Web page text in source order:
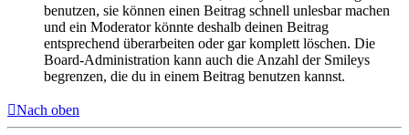
benutzen, sie können einen Beitrag schnell unlesbar machen
und ein Moderator könnte deshalb deinen Beitrag
entsprechend überarbeiten oder gar komplett löschen. Die
Board-Administration kann auch die Anzahl der Smileys
begrenzen, die du in einem Beitrag benutzen kannst.
Nach oben